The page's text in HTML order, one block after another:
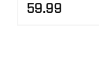
59.99